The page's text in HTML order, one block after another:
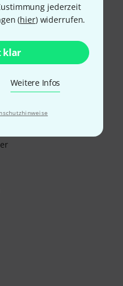
jederzeit
(hier) widerrufen.
klar
Weitere Infos